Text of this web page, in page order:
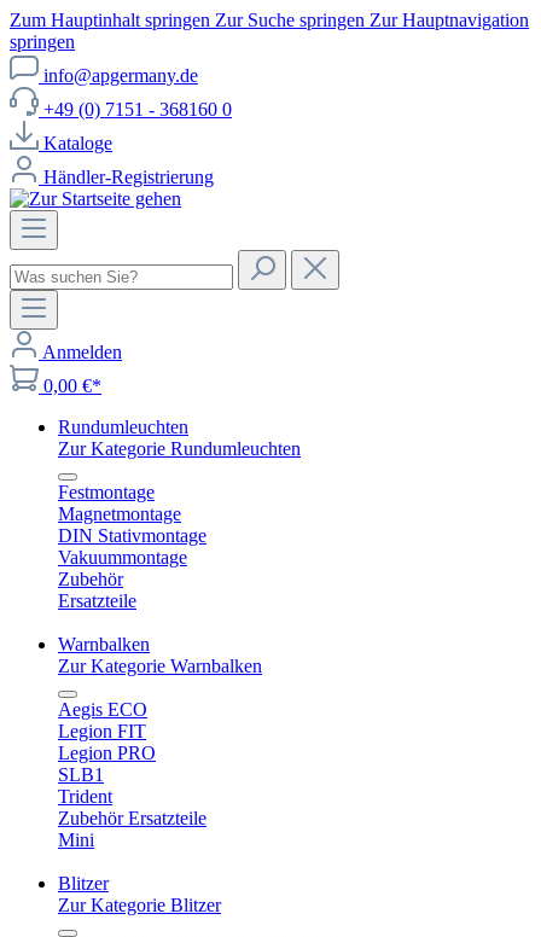
Zum Hauptinhalt springen Zur Suche springen Zur Hauptnavigation
springen
info@apgermany.de
+49 (0) 7151 - 368160 0
Kataloge
Händler-Registrierung
Anmelden
0,00 €*
Rundumleuchten
Zur Kategorie Rundumleuchten
Festmontage
Magnetmontage
DIN Stativmontage
Vakuummontage
Zubehör
Ersatzteile
Warnbalken
Zur Kategorie Warnbalken
Aegis ECO
Legion FIT
Legion PRO
SLB1
Trident
Zubehör Ersatzteile
Mini
Blitzer
Zur Kategorie Blitzer